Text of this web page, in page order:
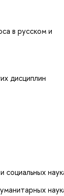
в русском и
дисциплин
социальных